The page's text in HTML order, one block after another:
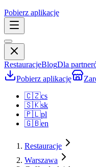
Pobierz aplikację
RestauracjeBlogDla
Pobierz aplikację
🇨🇿cs
🇸🇰sk
🇵🇱pl
🇬🇧en
Restauracje
Warszawa